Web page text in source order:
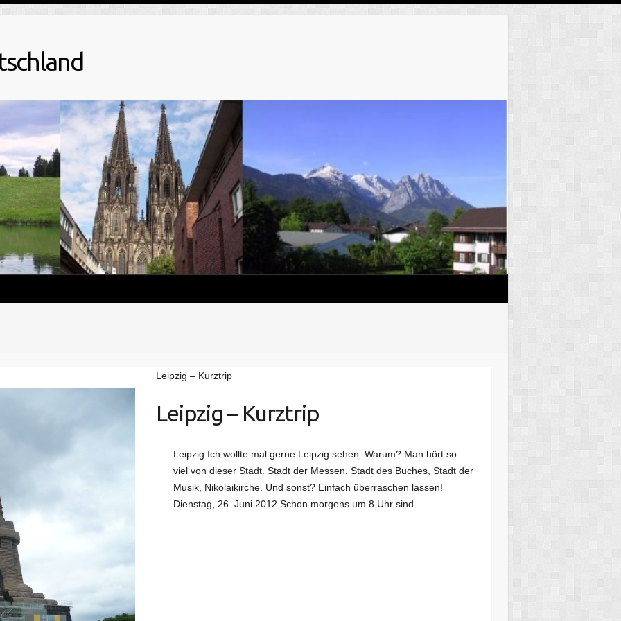
Leipzig – Kurztrip
Leipzig – Kurztrip
Leipzig Ich wollte mal gerne Leipzig sehen. Warum? Man hört so
viel von dieser Stadt. Stadt der Messen, Stadt des Buches, Stadt der
Musik, Nikolaikirche. Und sonst? Einfach überraschen lassen!
Dienstag, 26. Juni 2012 Schon morgens um 8 Uhr sind…